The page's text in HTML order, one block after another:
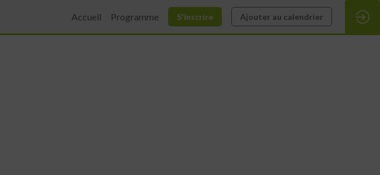
Accueil Programme S'inscrire Ajouter au calendrier